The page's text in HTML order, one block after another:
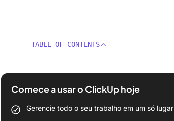
TABLE OF CONTENTS
Comece a usar o ClickUp hoje
Gerencie todo o seu trabalho em um só lugar